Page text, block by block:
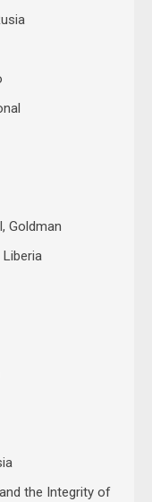
Goldman
Liberia
the Integrity of